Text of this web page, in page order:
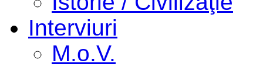
Interviuri
M.o.V.